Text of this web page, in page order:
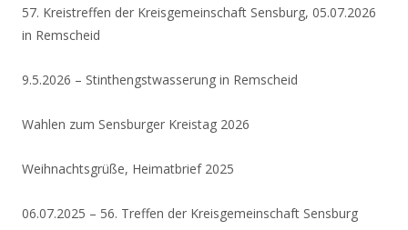
57. Kreistreffen der Kreisgemeinschaft Sensburg, 05.07.2026
in Remscheid
9.5.2026 – Stinthengstwasserung in Remscheid
Wahlen zum Sensburger Kreistag 2026
Weihnachtsgrüße, Heimatbrief 2025
06.07.2025 – 56. Treffen der Kreisgemeinschaft Sensburg